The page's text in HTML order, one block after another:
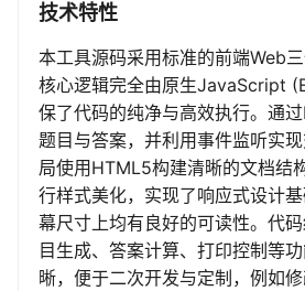
技术特性
本工具源码采用标准的前端Web三
核心逻辑完全由原生JavaScript
保了代码的纯净与高效执行。通
题目与答案，并利用事件监听实
局使用HTML5构建清晰的文档结
行样式美化，实现了响应式设计
幕尺寸上均有良好的可读性。代
目生成、答案计算、打印控制等
晰，便于二次开发与定制，例如